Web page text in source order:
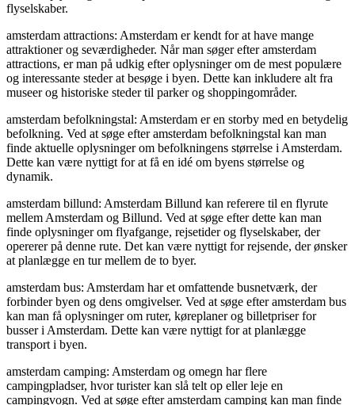
flyselskaber.
amsterdam attractions: Amsterdam er kendt for at have mange
attraktioner og seværdigheder. Når man søger efter amsterdam
attractions, er man på udkig efter oplysninger om de mest populære
og interessante steder at besøge i byen. Dette kan inkludere alt fra
museer og historiske steder til parker og shoppingområder.
amsterdam befolkningstal: Amsterdam er en storby med en betydelig
befolkning. Ved at søge efter amsterdam befolkningstal kan man
finde aktuelle oplysninger om befolkningens størrelse i Amsterdam.
Dette kan være nyttigt for at få en idé om byens størrelse og
dynamik.
amsterdam billund: Amsterdam Billund kan referere til en flyrute
mellem Amsterdam og Billund. Ved at søge efter dette kan man
finde oplysninger om flyafgange, rejsetider og flyselskaber, der
opererer på denne rute. Det kan være nyttigt for rejsende, der ønsker
at planlægge en tur mellem de to byer.
amsterdam bus: Amsterdam har et omfattende busnetværk, der
forbinder byen og dens omgivelser. Ved at søge efter amsterdam bus
kan man få oplysninger om ruter, køreplaner og billetpriser for
busser i Amsterdam. Dette kan være nyttigt for at planlægge
transport i byen.
amsterdam camping: Amsterdam og omegn har flere
campingpladser, hvor turister kan slå telt op eller leje en
campingvogn. Ved at søge efter amsterdam camping kan man finde